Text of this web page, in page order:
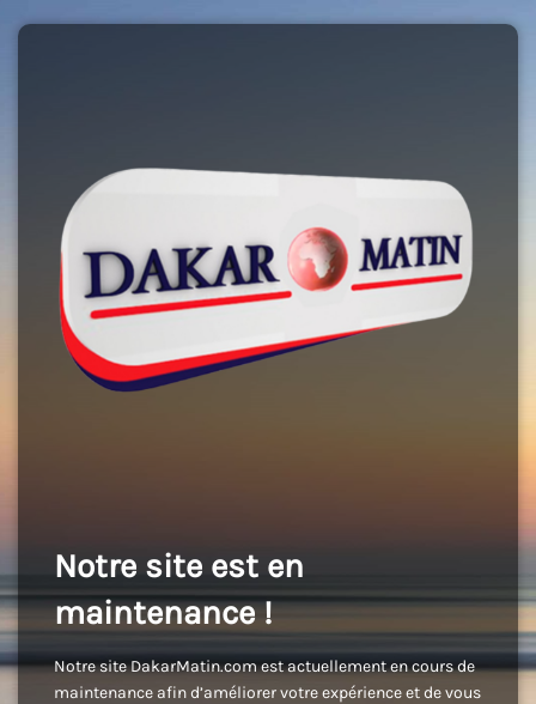
Notre site est en
maintenance !
Notre site DakarMatin.com est actuellement en cours de
maintenance afin d’améliorer votre expérience et de vous